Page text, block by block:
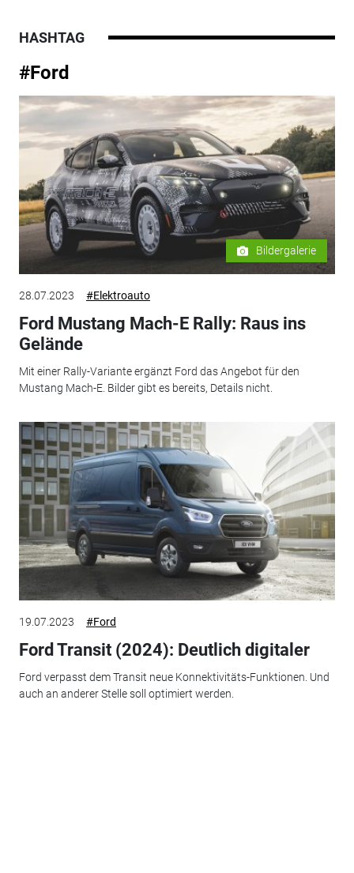
HASHTAG
#Ford
Bildergalerie
28.07.2023 #Elektroauto
Ford Mustang Mach-E Rally: Raus ins
Gelände
Mit einer Rally-Variante ergänzt Ford das Angebot für den
Mustang Mach-E. Bilder gibt es bereits, Details nicht.
19.07.2023 #Ford
Ford Transit (2024): Deutlich digitaler
Ford verpasst dem Transit neue Konnektivitäts-Funktionen. Und
auch an anderer Stelle soll optimiert werden.